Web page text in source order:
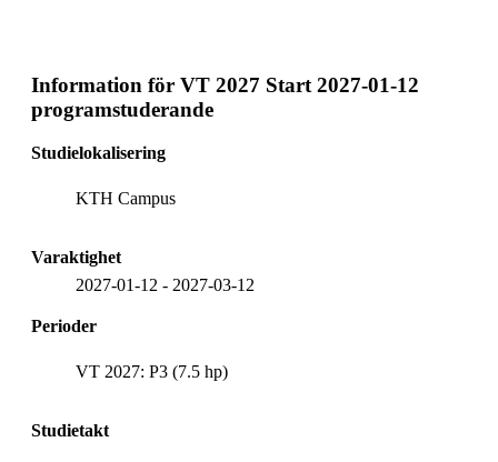
Information för VT 2027 Start 2027-01-12
programstuderande
Studielokalisering
KTH Campus
Varaktighet
2027-01-12 - 2027-03-12
Perioder
VT 2027: P3 (7.5 hp)
Studietakt